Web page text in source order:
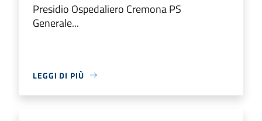
Presidio Ospedaliero Cremona PS
Generale...
LEGGI DI PIÙ